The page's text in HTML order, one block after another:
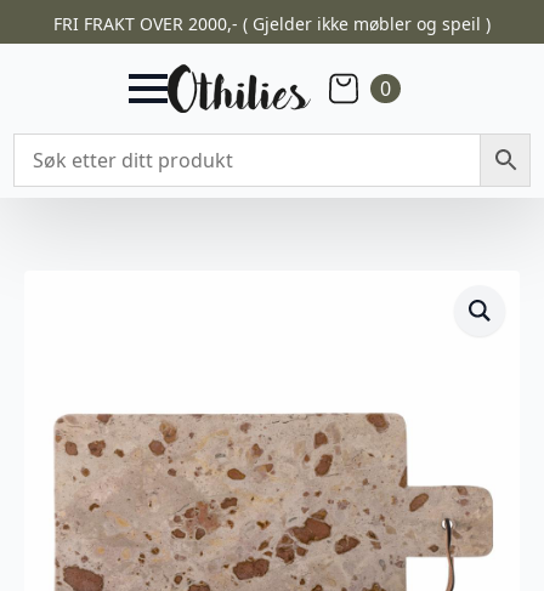
FRI FRAKT OVER 2000,- ( Gjelder ikke møbler og speil )
0